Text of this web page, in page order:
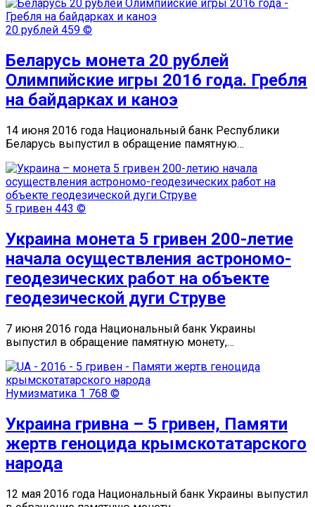
20 рублей 459 ©
Беларусь монета 20 рублей
Олимпийские игры 2016 года. Гребля
на байдарках и каноэ
14 июня 2016 года Национальный банк Республики
Беларусь выпустил в обращение памятную…
5 гривен 443 ©
Украина монета 5 гривен 200-летие
начала осуществления астрономо-
геодезических работ на объекте
геодезической дуги Струве
7 июня 2016 года Национальный банк Украины
выпустил в обращение памятную монету,…
Нумизматика 1 768 ©
Украина гривна – 5 гривен, Памяти
жертв геноцида крымскотатарского
народа
12 мая 2016 года Национальный банк Украины выпустил